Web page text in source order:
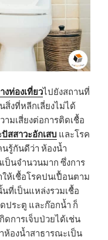
งท่องเที่ยวไปยังสถานที่
สิ่งที่หลีกเลี่ยงไม่ได้
ามเสี่ยงต่อการติดเชื้อ
สสาวะอักเสบ และโรค
รู้กันดีว่า ห้องน้ำ
ป็นจำนวนมาก ซึ่งการ
ห้เชื้อโรคปนเปื้อนตาม
ที่เป็นแหล่งรวมเชื้อ
ประตู และก๊อกน้ำ ก็
ดการเจ็บป่วยได้เช่น
ห้องน้ำสาธารณะเป็น